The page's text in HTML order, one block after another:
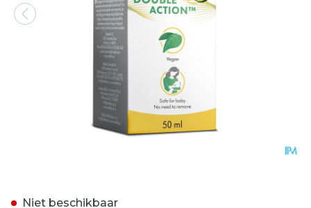
Niet beschikbaar